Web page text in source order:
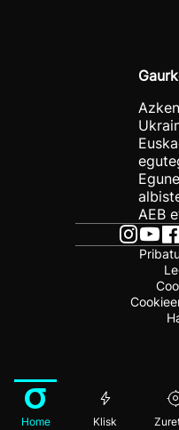
AEB
Home Klisk